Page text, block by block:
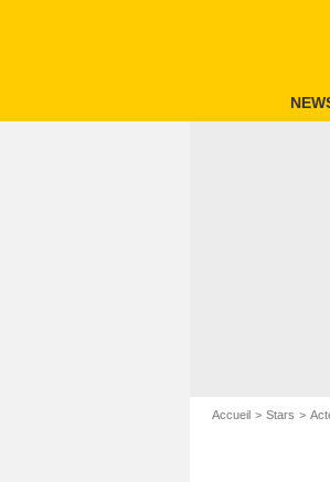
Accueil Stars